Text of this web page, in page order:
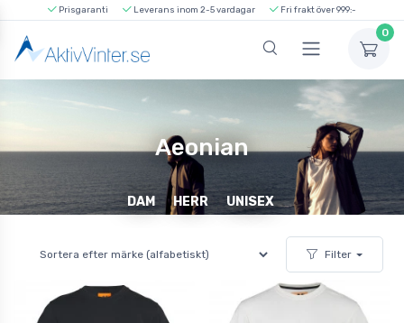
Prisgaranti Leverans inom 2-5 vardagar Fri frakt över 999:-
0
Aeonian
DAM HERR UNISEX
Filter